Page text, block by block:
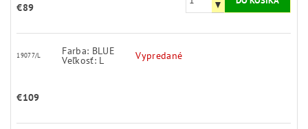
€89
19077/L Farba: BLUE
Veľkosť: L Vypredané
€109